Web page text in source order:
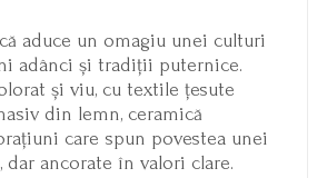
aduce un omagiu unei culturi
adânci și tradiții puternice.
și viu, cu textile țesute
din lemn, ceramică
care spun povestea unei
ancorate în valori clare.